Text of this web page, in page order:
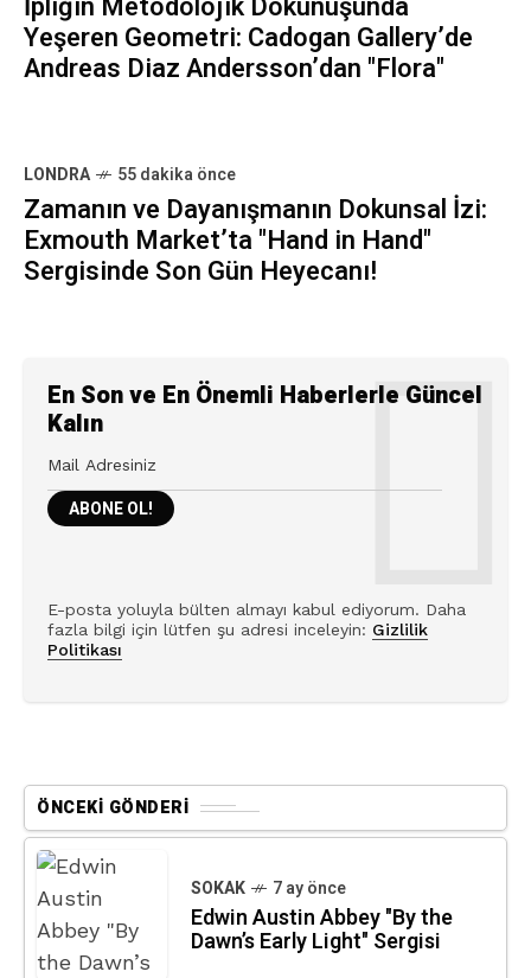
Yeşeren Geometri: Cadogan Gallery’de
Andreas Diaz Andersson’dan "Flora"
LONDRA 55 dakika önce
Zamanın ve Dayanışmanın Dokunsal İzi:
Exmouth Market’ta "Hand in Hand"
Sergisinde Son Gün Heyecanı!
En Son ve En Önemli Haberlerle Güncel
Kalın
E-posta yoluyla bülten almayı kabul ediyorum. Daha
fazla bilgi için lütfen şu adresi inceleyin: Gizlilik
Politikası
ÖNCEKI GÖNDERI
SOKAK 7 ay önce
Edwin Austin Abbey "By the
Dawn’s Early Light" Sergisi